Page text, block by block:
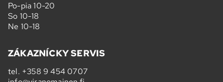
Po-pia 10-20
So 10-18
Ne 10-18
ZÁKAZNÍCKY SERVIS
tel. +358 9 454 0707